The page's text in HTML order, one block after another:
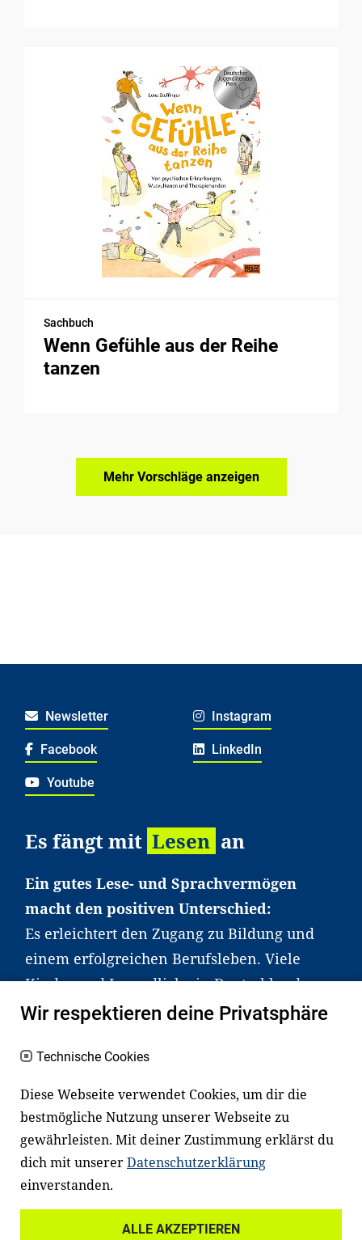
Sachbuch
Wenn Gefühle aus der Reihe
tanzen
Mehr Vorschläge anzeigen
Newsletter Instagram
Facebook LinkedIn
Youtube
Es fängt mit Lesen an
Ein gutes Lese- und Sprachvermögen
macht den positiven Unterschied:
Es erleichtert den Zugang zu Bildung und
einem erfolgreichen Berufsleben. Viele
Kinder und Jugendliche in Deutschland
haben aber große Schwierigkeiten dabei.
an Familien sowie an Erzieher*innen,
Lehrer*innen und andere
Fachexpert*innen. Dafür arbeiten wir eng
mit Ministerien, wissenschaftlichen
Einrichtungen, Verbänden, Unternehmen
und anderen Stiftungen zusammen.
Wir respektieren deine Privatsphäre
Technische Cookies
Diese Webseite verwendet Cookies, um dir die
bestmögliche Nutzung unserer Webseite zu
gewährleisten. Mit deiner Zustimmung erklärst du
dich mit unsererDatenschutzerklärung
einverstanden.
ALLE AKZEPTIEREN